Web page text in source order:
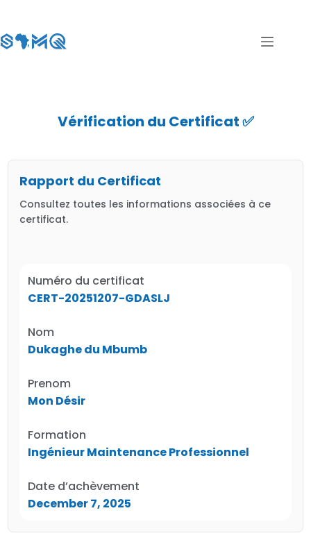
Vérification du Certificat ✅
Rapport du Certificat
Consultez toutes les informations associées à ce
certificat.
Numéro du certificat
CERT-20251207-GDASLJ
Nom
Dukaghe du Mbumb
Prenom
Mon Désir
Formation
Ingénieur Maintenance Professionnel
Date d’achèvement
December 7, 2025